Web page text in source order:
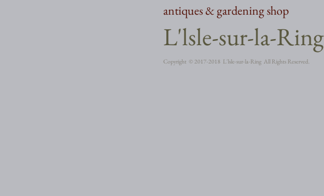
antiques & gardening shop
​L'lsle-sur-la-Ring
Copyright ©︎ 2017-2018 L'lsle-sur-la-Ring All Rights Reserved.